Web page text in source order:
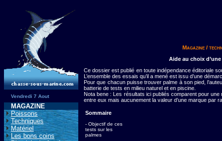
Vendredi 7 Aout
MAGAZINE
Poissons
Techniques
Matériel
Les bons coins
Magazine /
Aide au choix
Ce dossier est publié en toute indépendance éditoriale
L’ensemble des essais qu’il a mené est issu d’une
Pour que chacun puisse trouver palme à son pied,
batterie de tests en milieu naturel et en piscine.
Nota bene : Les résultats ici publiés comparent pour
entre eux mais aucunement la valeur d’une marque par
Sommaire
- Objectif de ces
tests sur les
palmes